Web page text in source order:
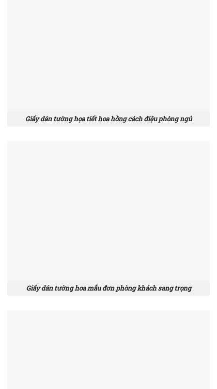
Giấy dán tường họa tiết hoa hồng cách điệu phòng ngủ
Giấy dán tường hoa mẫu đơn phòng khách sang trọng